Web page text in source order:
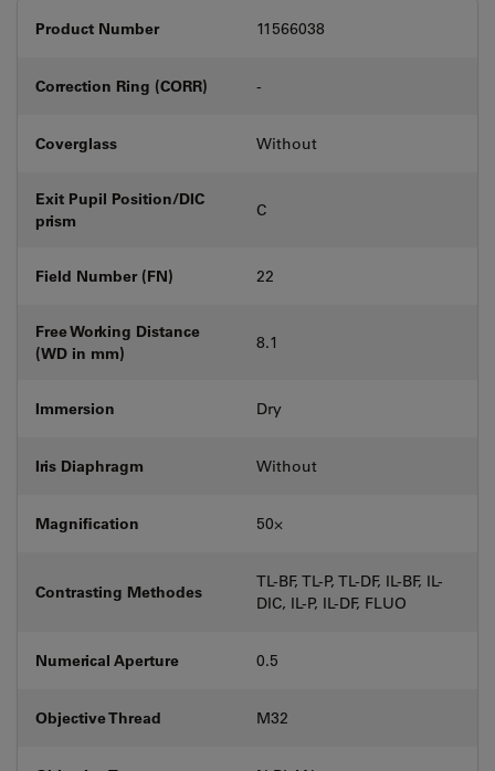
Product Number 11566038
Correction Ring (CORR) -
Coverglass Without
Exit Pupil Position/DIC
prism
C
Field Number (FN) 22
Free Working Distance
(WD in mm)
8.1
Immersion Dry
Iris Diaphragm Without
Magnification 50⨉
Contrasting Methodes
TL-BF, TL-P, TL-DF, IL-BF, IL-
DIC, IL-P, IL-DF, FLUO
Numerical Aperture 0.5
Objective Thread M32